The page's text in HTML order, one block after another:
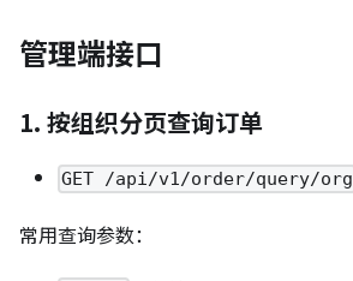
管理端接口
1. 按组织分页查询订单
GET /api/v1/order/query/org
常用查询参数：